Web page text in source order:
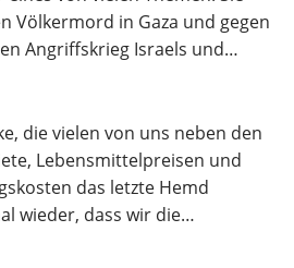
Völkermord in Gaza und gegen
Angriffskrieg Israels und…
die vielen von uns neben den
Lebensmittelpreisen und
das letzte Hemd
wieder, dass wir die…